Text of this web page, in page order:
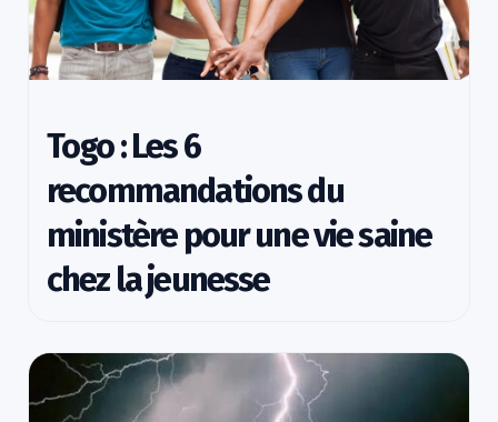
Togo : Les 6
recommandations du
ministère pour une vie saine
chez la jeunesse